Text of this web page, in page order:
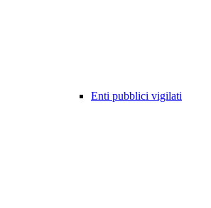
Enti pubblici vigilati